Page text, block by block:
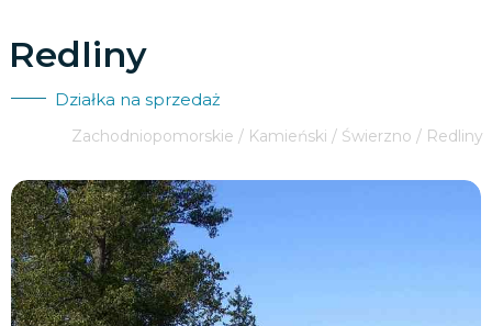
Redliny
Działka na sprzedaż
Zachodniopomorskie / Kamieński / Świerzno / Redliny